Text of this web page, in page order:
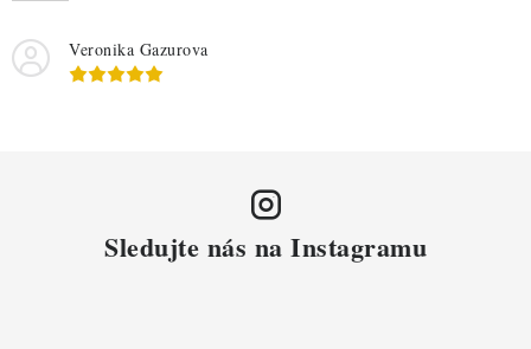
Veronika Gazurova
Sledujte nás na Instagramu